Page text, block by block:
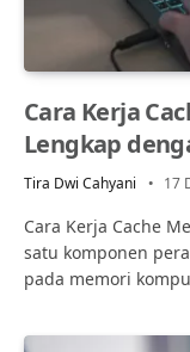
Cara Kerja
Lengkap
Tira Dwi Cahyani 17
Cara Kerja Cache
satu komponen
pada memori